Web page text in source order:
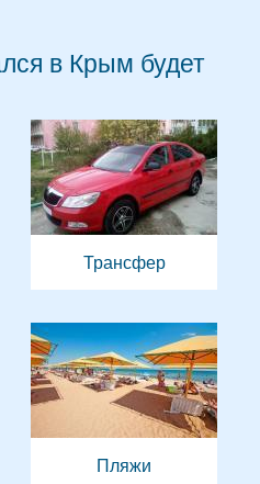
в Крым будет
Трансфер
Пляжи